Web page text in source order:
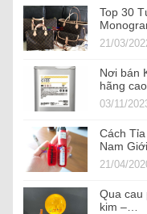
Top 30
21/03/
Nơi bán
hãng
03/11/
Cách
Nam
21/04/
Qua cau
kim –…